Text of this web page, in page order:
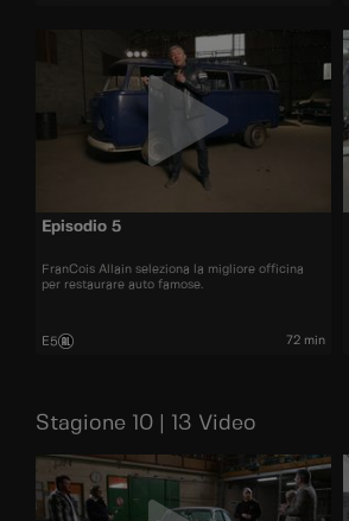
Episodio 5
FranCois Allain seleziona la migliore officina
per restaurare auto famose.
E5 72 min
Stagione 10 | 13 Video